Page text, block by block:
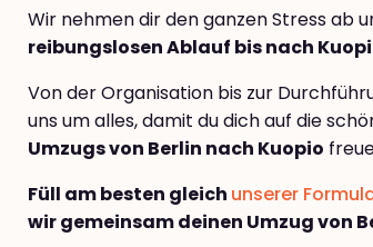
Wir nehmen dir den ganzen Stress ab
reibungslosen Ablauf bis nach
Von der Organisation bis zur
uns um alles, damit du dich auf die
Umzugs von Berlin nach Kuopio
Füll am besten gleich unserer
wir gemeinsam deinen Umzug von